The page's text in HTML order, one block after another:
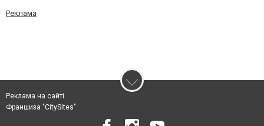
Реклама
Реклама на сайті
Франшиза "CitySites"